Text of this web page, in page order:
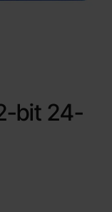
bit 24-